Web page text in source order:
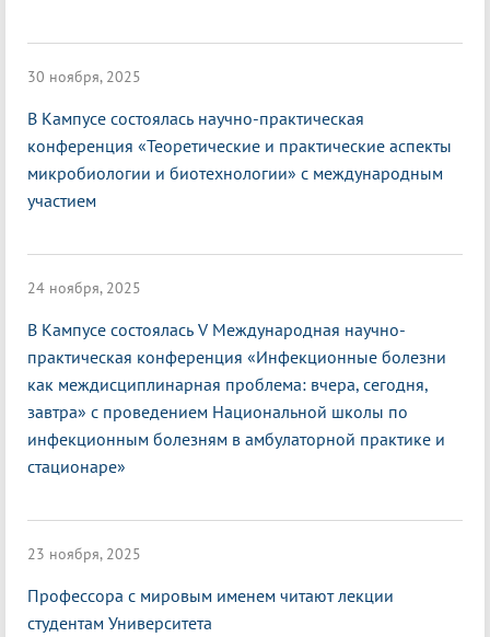
30 ноября, 2025
В Кампусе состоялась научно-практическая
конференция «Теоретические и практические аспекты
микробиологии и биотехнологии» с международным
участием
24 ноября, 2025
В Кампусе состоялась V Международная научно-
практическая конференция «Инфекционные болезни
как междисциплинарная проблема: вчера, сегодня,
завтра» с проведением Национальной школы по
инфекционным болезням в амбулаторной практике и
стационаре»
23 ноября, 2025
Профессора с мировым именем читают лекции
студентам Университета